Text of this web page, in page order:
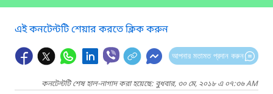
এই কনটেন্টটি শেয়ার করতে ক্লিক করুন
আপনার মতামত প্রদান করুন
কনটেন্টটি শেষ হাল-নাগাদ করা হয়েছে: বুধবার, ৩০ মে, ২০১৮ এ ০৭:৩৬ AM